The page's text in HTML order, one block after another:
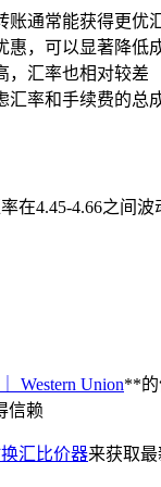
账通常能获得更优
惠，可以显著降低
，汇率也相对较差
汇率和手续费的总
在4.45-4.66之间
Western Union**的
信赖
汇比价器来获取